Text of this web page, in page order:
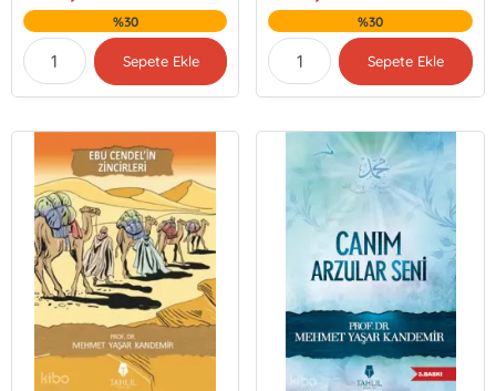
%30
Sepete Ekle
%30
Sepete Ekle